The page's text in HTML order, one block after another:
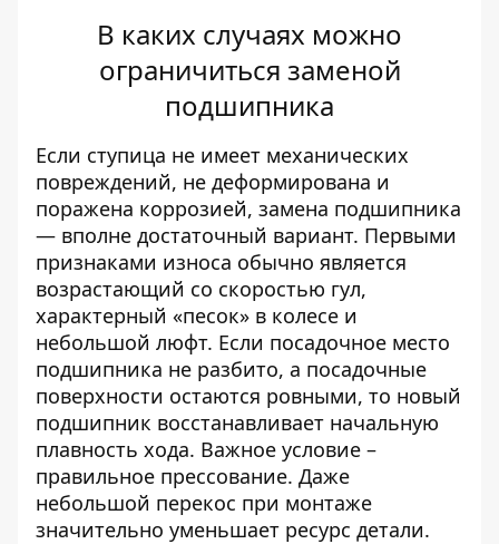
В каких случаях можно
ограничиться заменой
подшипника
Если ступица не имеет механических
повреждений, не деформирована и
поражена коррозией, замена подшипника
— вполне достаточный вариант. Первыми
признаками износа обычно является
возрастающий со скоростью гул,
характерный «песок» в колесе и
небольшой люфт. Если посадочное место
подшипника не разбито, а посадочные
поверхности остаются ровными, то новый
подшипник восстанавливает начальную
плавность хода. Важное условие –
правильное прессование. Даже
небольшой перекос при монтаже
значительно уменьшает ресурс детали.